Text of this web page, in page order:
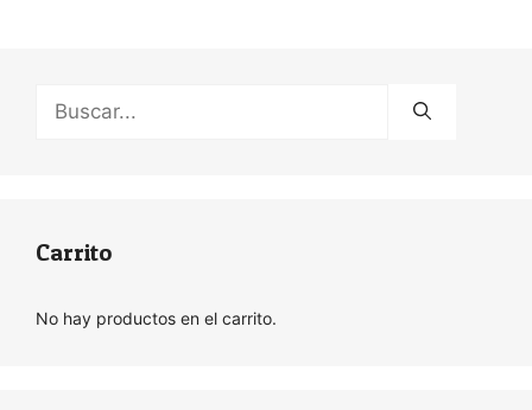
Buscar:
Carrito
No hay productos en el carrito.